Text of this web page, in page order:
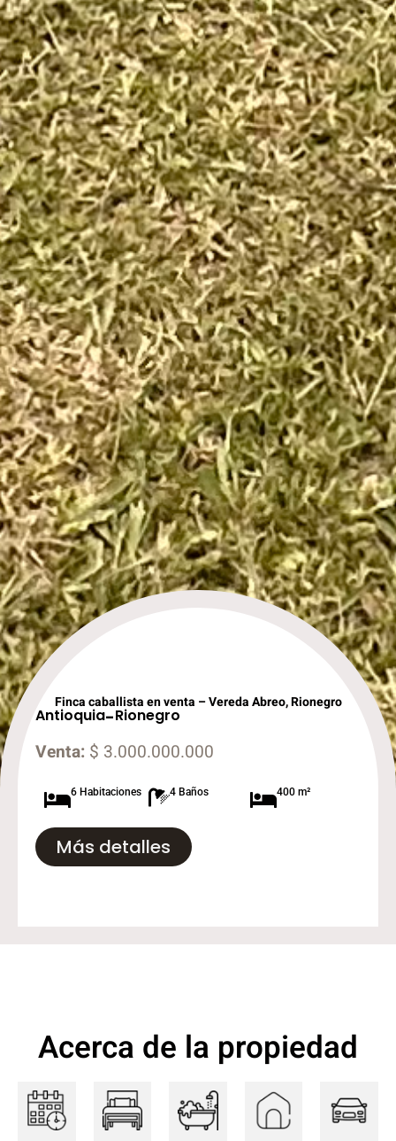
Finca caballista en venta – Vereda Abreo, Rionegro
Antioquia-Rionegro
Venta: $ 3.000.000.000
6 Habitaciones 4 Baños 400 m²
Más detalles
Acerca de la propiedad